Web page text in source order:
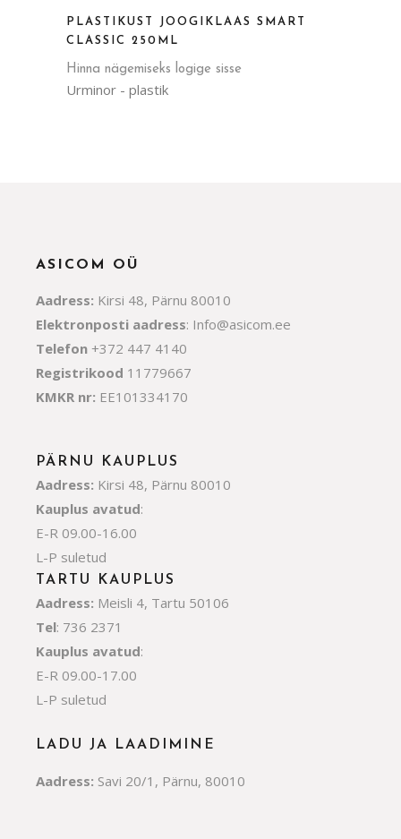
Urminor - plastik
PLASTIKUST JOOGIKLAAS SMART
CLASSIC 250ML
Hinna nägemiseks logige sisse
ASICOM OÜ
Aadress: Kirsi 48, Pärnu 80010
Elektronposti aadress: Info@asicom.ee
Telefon +372 447 4140
Registrikood 11779667
KMKR nr: EE101334170
PÄRNU KAUPLUS
Aadress: Kirsi 48, Pärnu 80010
Kauplus avatud:
E-R 09.00-16.00
L-P suletud
TARTU KAUPLUS
Aadress: Meisli 4, Tartu 50106
Tel: 736 2371
Kauplus avatud:
E-R 09.00-17.00
L-P suletud
LADU JA LAADIMINE
Aadress: Savi 20/1, Pärnu, 80010